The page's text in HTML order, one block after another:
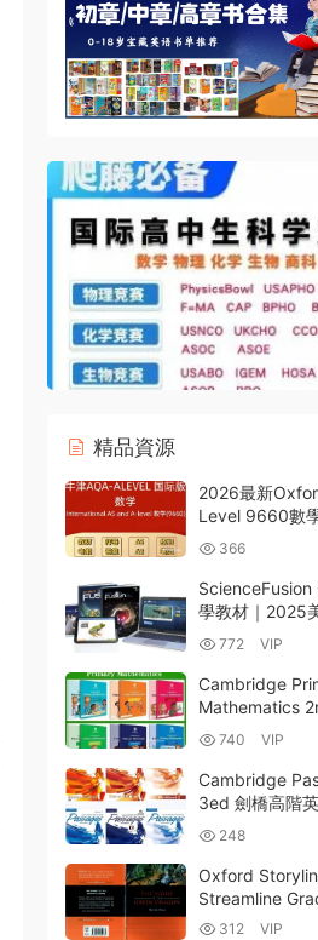
精品資源
2026最新
Level 9660數
合集 PDF電子
26年1月真題
記分章練習 百
載
366
ScienceFusion
學教材｜2025
+探究式學習指南
772 VIP
Cambridge
Mathematics
Edition 劍橋國
教材第二版全6
練習冊PDF電子
解析+全球對比
740 VIP
Cambridge
3ed 劍橋高階
三版全2級PDF
生書教師書練習
頻 白闆軟件 教
度網盤下載
248
Oxford
Streamline
Readers 牛津英
312 VIP